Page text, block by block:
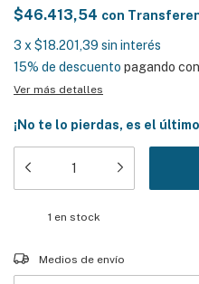
$46.413,54 con
3 x $18.201,39 sin interés
15% de descuento pagando
Ver más detalles
¡No te lo pierdas, es el
1 en stock
Entregas para el CP:
Medios de envío